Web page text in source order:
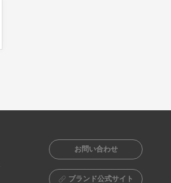
お問い合わせ
ブランド公式サイト